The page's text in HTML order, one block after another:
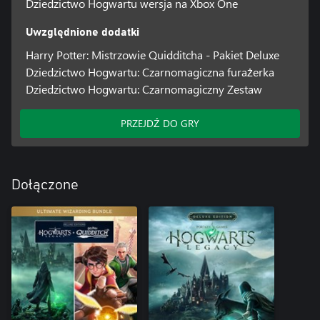
Dziedzictwo Hogwartu wersja na Xbox One
Uwzględnione dodatki
Harry Potter: Mistrzowie Quidditcha - Pakiet Deluxe
Dziedzictwo Hogwartu: Czarnomagiczna furażerka
Dziedzictwo Hogwartu: Czarnomagiczny Zestaw
PRZEJDŹ DO GRY
Dołączone